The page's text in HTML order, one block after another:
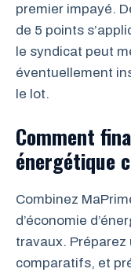
premier impayé.
de 5 points
le syndicat peut
éventuellement
le lot.
Comment
énergétique
Combinez
d’économie
travaux. Préparez
comparatifs, et